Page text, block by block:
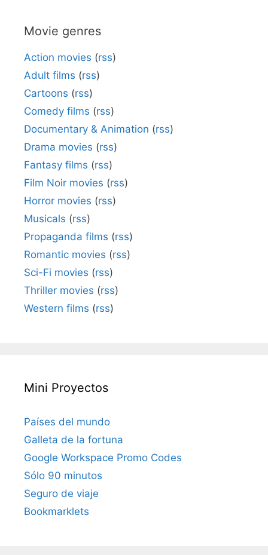
Movie genres
Action movies (rss)
Adult films (rss)
Cartoons (rss)
Comedy films (rss)
Documentary & Animation (rss)
Drama movies (rss)
Fantasy films (rss)
Film Noir movies (rss)
Horror movies (rss)
Musicals (rss)
Propaganda films (rss)
Romantic movies (rss)
Sci-Fi movies (rss)
Thriller movies (rss)
Western films (rss)
Mini Proyectos
Países del mundo
Galleta de la fortuna
Google Workspace Promo Codes
Sólo 90 minutos
Seguro de viaje
Bookmarklets